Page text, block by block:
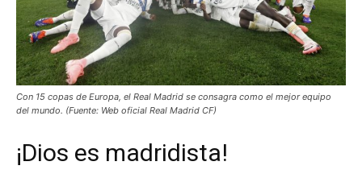
Con 15 copas de Europa, el Real Madrid se consagra como el mejor equipo
del mundo. (Fuente: Web oficial Real Madrid CF)
¡Dios es madridista!